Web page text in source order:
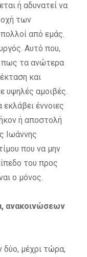
ή αδυνατεί να
των
από εμάς.
Αυτό που,
πως τα ανώτερα
και
υψηλές αμοιβές.
έννοιες
ή αποστολή
Ιωάννης
που να μην
του προς
ο μόνος.
ανακοινώσεων
δύο, μέχρι τώρα,